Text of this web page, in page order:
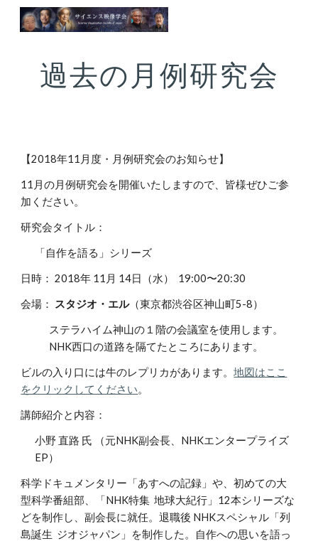
Skip to main content
過去の月例研究会
【2018年11月度・月例研究会のお知らせ】
11月の月例研究会を開催いたしますので、皆様ぜひご参
加ください。
研究会タイトル：
「自作を語る」シリーズ
日時： 2018年 11月 14日（水） 19:00〜20:30
会場： スタジオ・エル（東京都渋谷区神山町5-8）
ステラハイム神山の１階の会議室を使用します。
NHK西口の道路を隔てたところにあります。
ビルの入り口には牛のレプリカがあります。地図はここ
をクリックしてください。
講師紹介と内容：
小野 直路 氏 （元NHK副会長、NHKエンタープライズ
EP）
科学ドキュメンタリー「あすへの記録」や、初めての大
型科学番組部、「NHK特集 地球大紀行」12本シリーズな
どを制作し、副会長に就任。退職後 NHKスペシャル「列
島誕生 ジオジャパン」を制作した。自作への思いを語っ